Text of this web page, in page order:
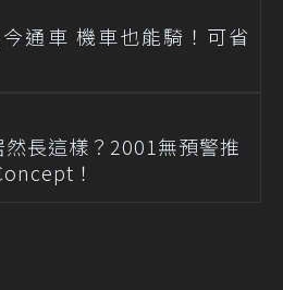
通車 機車也能騎！可省
然長這樣？2001無預警推
！